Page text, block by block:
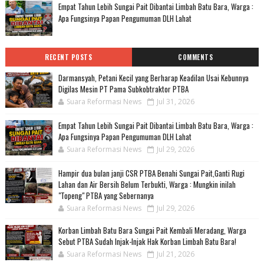
Empat Tahun Lebih Sungai Pait Dibantai Limbah Batu Bara, Warga :
Apa Fungsinya Papan Pengumuman DLH Lahat
RECENT POSTS COMMENTS
Darmansyah, Petani Kecil yang Berharap Keadilan Usai Kebunnya
Digilas Mesin PT Pama Subkobtraktor PTBA
Suara Reformasi News Jul 31, 2026
Empat Tahun Lebih Sungai Pait Dibantai Limbah Batu Bara, Warga :
Apa Fungsinya Papan Pengumuman DLH Lahat
Suara Reformasi News Jul 29, 2026
Hampir dua bulan janji CSR PTBA Benahi Sungai Pait,Ganti Rugi
Lahan dan Air Bersih Belum Terbukti, Warga : Mungkin inilah
"Topeng" PTBA yang Sebernanya
Suara Reformasi News Jul 29, 2026
Korban Limbah Batu Bara Sungai Pait Kembali Meradang, Warga
Sebut PTBA Sudah Injak-Injak Hak Korban Limbah Batu Bara!
Suara Reformasi News Jul 21, 2026